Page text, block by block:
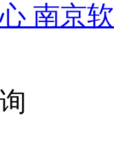
南京